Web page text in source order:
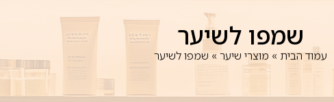
שמפו לשיער
עמוד הבית » מוצרי שיער » שמפו לשיער